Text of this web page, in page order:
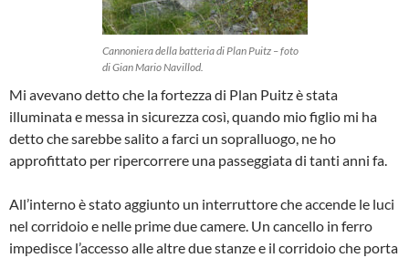
Cannoniera della batteria di Plan Puitz – foto
di Gian Mario Navillod.
Mi avevano detto che la fortezza di Plan Puitz è stata
illuminata e messa in sicurezza così, quando mio figlio mi ha
detto che sarebbe salito a farci un sopralluogo, ne ho
approfittato per ripercorrere una passeggiata di tanti anni fa.
All’interno è stato aggiunto un interruttore che accende le luci
nel corridoio e nelle prime due camere. Un cancello in ferro
impedisce l’accesso alle altre due stanze e il corridoio che porta